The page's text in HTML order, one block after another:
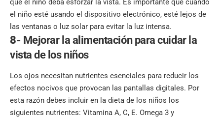
que el niño deba esforzar la vista. Es importante que cuando
el niño esté usando el dispositivo electrónico, esté lejos de
las ventanas o luz solar para evitar la luz intensa.
8- Mejorar la alimentación para cuidar la
vista de los niños
Los ojos necesitan nutrientes esenciales para reducir los
efectos nocivos que provocan las pantallas digitales. Por
esta razón debes incluir en la dieta de los niños los
siguientes nutrientes: Vitamina A, C, E. Omega 3 y